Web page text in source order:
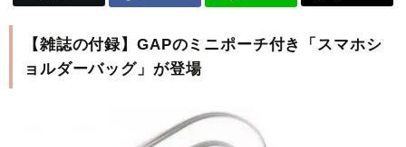
【雑誌の付録】GAPのミニポーチ付き「スマホシ
ョルダーバッグ」が登場